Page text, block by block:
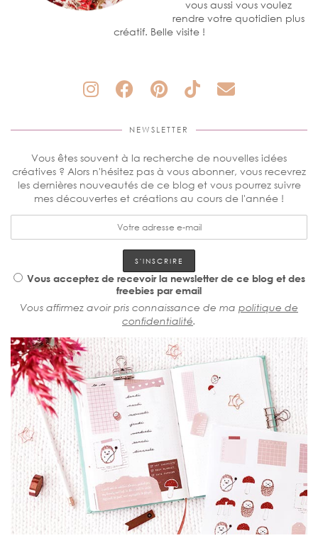
vous aussi vous voulez
rendre votre quotidien plus
créatif. Belle visite !
NEWSLETTER
Vous êtes souvent à la recherche de nouvelles idées
créatives ? Alors n'hésitez pas à vous abonner, vous recevrez
les dernières nouveautés de ce blog et vous pourrez suivre
mes découvertes et créations au cours de l'année !
Vous acceptez de recevoir la newsletter de ce blog et des
freebies par email
Vous affirmez avoir pris connaissance de ma politique de
confidentialité.